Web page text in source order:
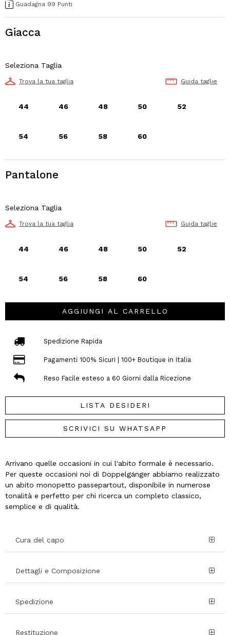
Guadagna 99 Punti
Giacca
Seleziona Taglia
Trova la tua taglia Guida taglie
44 46 48 50 52
54 56 58 60
Pantalone
Seleziona Taglia
Trova la tua taglia Guida taglie
44 46 48 50 52
54 56 58 60
AGGIUNGI AL CARRELLO
Spedizione Rapida
Pagamenti 100% Sicuri | 100+ Boutique in Italia
Reso Facile esteso a 60 Giorni dalla Ricezione
LISTA DESIDERI
SCRIVICI SU WHATSAPP
Arrivano quelle occasioni in cui l'abito formale è necessario.
Per queste occasioni noi di Doppelgänger abbiamo realizzato
un abito monopetto passepartout, disponibile in numerose
tonalità e perfetto per chi ricerca un completo classico,
semplice e di qualità.
Cura del capo
Dettagli e Composizione
Spedizione
Restituzione